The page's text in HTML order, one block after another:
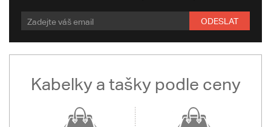
ODESLAT
Kabelky a tašky podle ceny